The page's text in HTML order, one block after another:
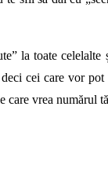
la toate
cei care vor
care vrea